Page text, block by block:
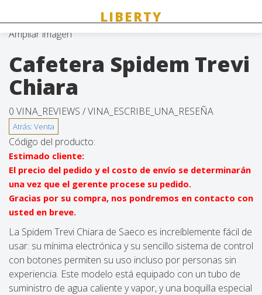
Ampliar imagen
Cafetera Spidem Trevi
Chiara
0 VINA_REVIEWS /VINA_ESCRIBE_UNA_RESEÑA
Código del producto:
Estimado cliente:
El precio del pedido y el costo de envío se determinarán
una vez que el gerente procese su pedido.
Gracias por su compra, nos pondremos en contacto con
usted en breve.
La Spidem Trevi Chiara de Saeco es increíblemente fácil de
usar: su mínima electrónica y su sencillo sistema de control
con botones permiten su uso incluso por personas sin
experiencia. Este modelo está equipado con un tubo de
suministro de agua caliente y vapor, y una boquilla especial